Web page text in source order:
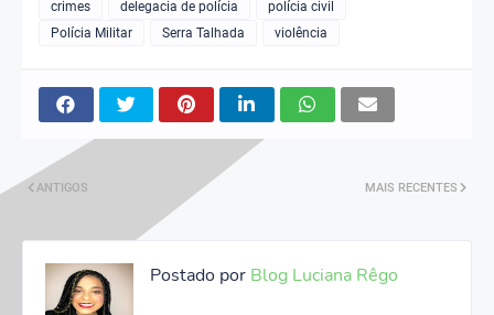
crimes delegacia de polícia
polícia civil
Polícia Militar
Serra Talhada violência
MAIS RECENTES
ANTIGOS
Postado por Blog Luciana Rêgo